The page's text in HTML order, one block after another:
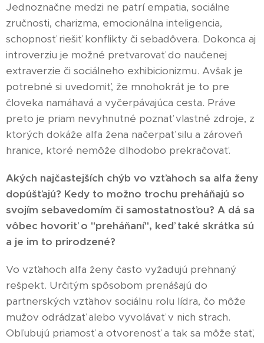
Jednoznačne medzi ne patrí empatia, sociálne
zručnosti, charizma, emocionálna inteligencia,
schopnosť riešiť konflikty či sebadôvera. Dokonca aj
introverziu je možné pretvarovať do naučenej
extraverzie či sociálneho exhibicionizmu. Avšak je
potrebné si uvedomiť, že mnohokrát je to pre
človeka namáhavá a vyčerpávajúca cesta. Práve
preto je priam nevyhnutné poznať vlastné zdroje, z
ktorých dokáže alfa žena načerpať silu a zároveň
hranice, ktoré nemôže dlhodobo prekračovať.
Akých najčastejších chýb vo vzťahoch sa alfa ženy
dopúšťajú? Kedy to možno trochu preháňajú so
svojím sebavedomím či samostatnosťou? A dá sa
vôbec hovoriť o "preháňaní", keď také skrátka sú
a je im to prirodzené?
Vo vzťahoch alfa ženy často vyžadujú prehnaný
rešpekt. Určitým spôsobom prenášajú do
partnerských vzťahov sociálnu rolu lídra, čo môže
mužov odrádzať alebo vyvolávať v nich strach.
Obľubujú priamosť a otvorenosť a tak sa môže stať,